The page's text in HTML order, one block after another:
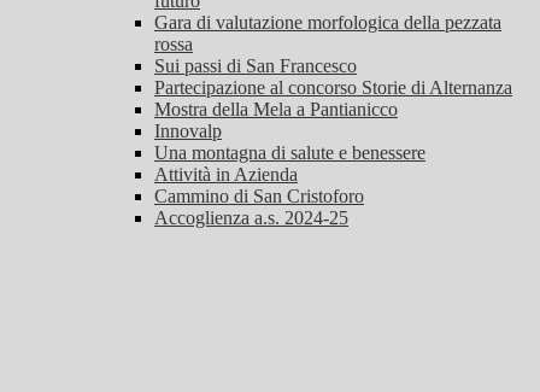
Gara di valutazione morfologica della pezzata
rossa
Sui passi di San Francesco
Partecipazione al concorso Storie di Alternanza
Mostra della Mela a Pantianicco
Innovalp
Una montagna di salute e benessere
Attività in Azienda
Cammino di San Cristoforo
Accoglienza a.s. 2024-25